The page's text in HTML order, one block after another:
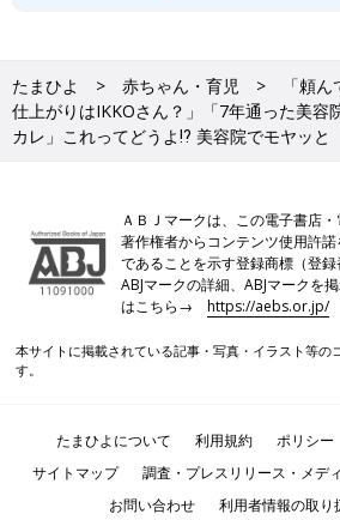
たまひよ 赤ちゃん・育児
「頼
仕上がりはIKKOさん？」「7年通った美容
カレ」これってどうよ⁉ 美容院でモヤッと
ＡＢＪマークは、この電子書店・
著作権者からコンテンツ使用許
であることを示す登録商標（登
ABJマークの詳細、ABJマークを
はこちら→https://aebs.or.jp/
本サイトに掲載されている記事・写真・イラスト等の
す。
たまひよについて 利用規約 ポリシー
サイトマップ
調査・プレスリリース・メデ
お問い合わせ
利用者情報の取り